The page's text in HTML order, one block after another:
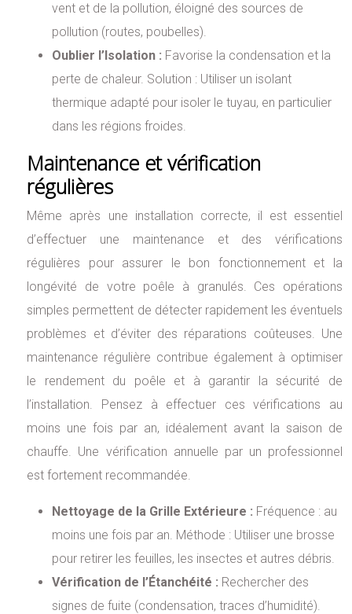
vent et de la pollution, éloigné des sources de
pollution (routes, poubelles).
Oublier l’Isolation : Favorise la condensation et la
perte de chaleur. Solution : Utiliser un isolant
thermique adapté pour isoler le tuyau, en particulier
dans les régions froides.
Maintenance et vérification
régulières
Même après une installation correcte, il est essentiel
d’effectuer une maintenance et des vérifications
régulières pour assurer le bon fonctionnement et la
longévité de votre poêle à granulés. Ces opérations
simples permettent de détecter rapidement les éventuels
problèmes et d’éviter des réparations coûteuses. Une
maintenance régulière contribue également à optimiser
le rendement du poêle et à garantir la sécurité de
l’installation. Pensez à effectuer ces vérifications au
moins une fois par an, idéalement avant la saison de
chauffe. Une vérification annuelle par un professionnel
est fortement recommandée.
Nettoyage de la Grille Extérieure : Fréquence : au
moins une fois par an. Méthode : Utiliser une brosse
pour retirer les feuilles, les insectes et autres débris.
Vérification de l’Étanchéité : Rechercher des
signes de fuite (condensation, traces d’humidité).